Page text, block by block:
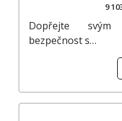
9
Dopřejte svým
bezpečnost s…